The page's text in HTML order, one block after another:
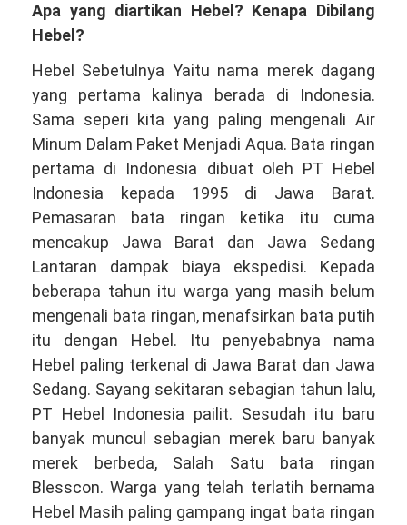
Apa yang diartikan Hebel? Kenapa Dibilang
Hebel?
Hebel Sebetulnya Yaitu nama merek dagang
yang pertama kalinya berada di Indonesia.
Sama seperi kita yang paling mengenali Air
Minum Dalam Paket Menjadi Aqua. Bata ringan
pertama di Indonesia dibuat oleh PT Hebel
Indonesia kepada 1995 di Jawa Barat.
Pemasaran bata ringan ketika itu cuma
mencakup Jawa Barat dan Jawa Sedang
Lantaran dampak biaya ekspedisi. Kepada
beberapa tahun itu warga yang masih belum
mengenali bata ringan, menafsirkan bata putih
itu dengan Hebel. Itu penyebabnya nama
Hebel paling terkenal di Jawa Barat dan Jawa
Sedang. Sayang sekitaran sebagian tahun lalu,
PT Hebel Indonesia pailit. Sesudah itu baru
banyak muncul sebagian merek baru banyak
merek berbeda, Salah Satu bata ringan
Blesscon. Warga yang telah terlatih bernama
Hebel Masih paling gampang ingat bata ringan